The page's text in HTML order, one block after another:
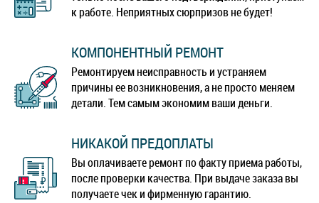
к работе. Неприятных сюрпризов не будет!
КОМПОНЕНТНЫЙ РЕМОНТ
Ремонтируем неисправность и устраняем
причины ее возникновения, а не просто меняем
детали. Тем самым экономим ваши деньги.
НИКАКОЙ ПРЕДОПЛАТЫ
Вы оплачиваете ремонт по факту приема работы,
после проверки качества. При выдаче заказа вы
получаете чек и фирменную гарантию.